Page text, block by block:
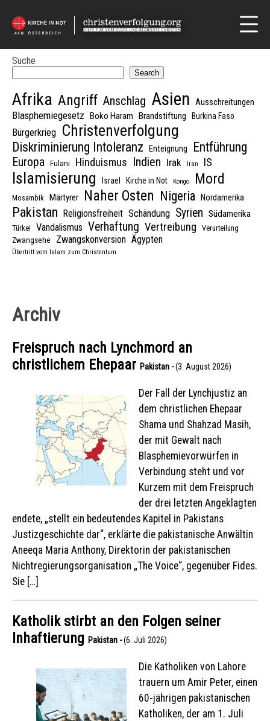
Suche
Search
Afrika Angriff Anschlag Asien Ausschreitungen
Blasphemiegesetz Boko Haram Brandstiftung Burkina Faso
Bürgerkrieg Christenverfolgung
Diskriminierung Intoleranz Enteignung Entführung
Europa Fulani Hinduismus Indien Irak Iran IS
Islamisierung Israel Kirche in Not Kongo Mord
Mosambik Märtyrer Naher Osten Nigeria Nordamerika
Pakistan Religionsfreiheit Schändung Syrien Südamerika
Türkei Vandalismus Verhaftung Vertreibung Verurteilung
Zwangsehe Zwangskonversion Ägypten
Übertritt vom Islam zum Christentum
Archiv
Freispruch nach Lynchmord an
christlichem Ehepaar Pakistan -(3. August 2026)
Der Fall der Lynchjustiz an
dem christlichen Ehepaar
Shama und Shahzad Masih,
der mit Gewalt nach
Blasphemievorwürfen in
Verbindung steht und vor
Kurzem mit dem Freispruch
der drei letzten Angeklagten
endete, „stellt ein bedeutendes Kapitel in Pakistans
Justizgeschichte dar“, erklärte die pakistanische Anwältin
Aneeqa Maria Anthony, Direktorin der pakistanischen
Nichtregierungsorganisation „The Voice“, gegenüber Fides.
Sie […]
Katholik stirbt an den Folgen seiner
Inhaftierung Pakistan -(6. Juli 2026)
Die Katholiken von Lahore
trauern um Amir Peter, einen
60-jährigen pakistanischen
Katholiken, der am 1. Juli